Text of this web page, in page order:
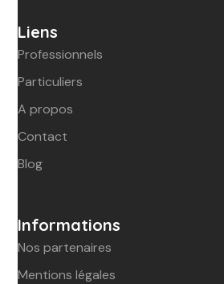
Liens
Professionnels
Particuliers
A propos
Contact
Blog
Informations
Nos partenaires
Mentions légales